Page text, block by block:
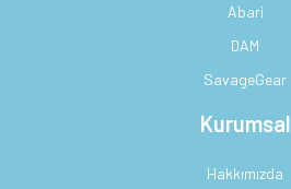
Abari
DAM
SavageGear
Kurumsal
Hakkımızda